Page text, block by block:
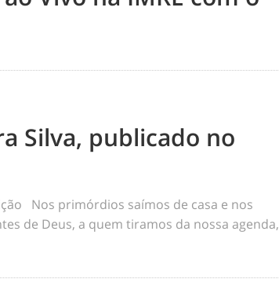
Silva, publicado no
Nos primórdios saímos de casa e nos
de Deus, a quem tiramos da nossa agenda,